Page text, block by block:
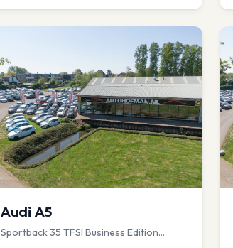
Audi A5
Sportback 35 TFSI Business Edition